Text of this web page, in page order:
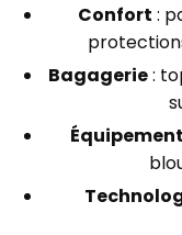
Confort :
Bagagerie: